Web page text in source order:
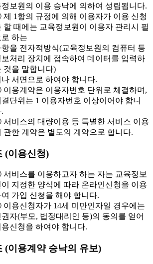
정보원의 이용 승낙에 의하여 성립됩니다.
1항의 규정에 의해 이용자가 이용 신청
할 때에는 교육정보원이 이용자 관리시 필
로 하는
항을 전자적방식(교육정보원의 컴퓨터 등
보처리 장치에 접속하여 데이터를 입력하
것을 말합니다)
나 서면으로 하여야 합니다.
용계약은 이용자번호 단위로 체결하며,
결단위는 1 이용자번호 이상이어야 합니
비스의 대량이용 등 특별한 서비스 이용
관한 계약은 별도의 계약으로 합니다.
(이용신청)
비스를 이용하고자 하는 자는 교육정보
이 지정한 양식에 따라 온라인신청을 이용
가입 신청을 해야 합니다.
용신청자가 14세 미만인자일 경우에는
권자(부모, 법정대리인 등)의 동의를 얻어
용신청을 하여야 합니다.
(이용계약 승낙의 유보)